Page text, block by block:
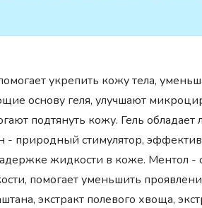
укрепить кожу тела,
основу геля, улучшают
подтянуть кожу. Гель
- природный стимулятор,
жидкости в коже. Ментол
помогает уменьшить
экстракт полевого хвоща,